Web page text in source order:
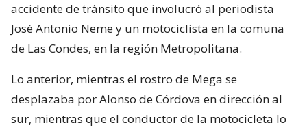
accidente de tránsito que involucró al periodista
José Antonio Neme y un motociclista en la comuna
de Las Condes, en la región Metropolitana.
Lo anterior, mientras el rostro de Mega se
desplazaba por Alonso de Córdova en dirección al
sur, mientras que el conductor de la motocicleta lo